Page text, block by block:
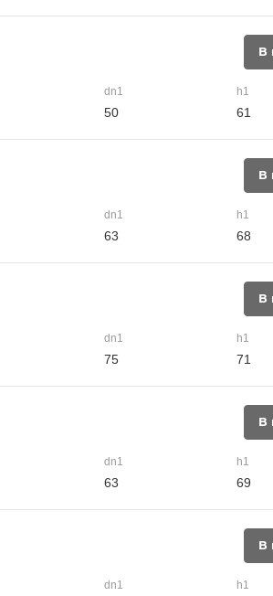
В
dn1
50
h1
61
В
dn1
63
h1
68
В
dn1
75
h1
71
В
dn1
63
h1
69
В
dn1 h1